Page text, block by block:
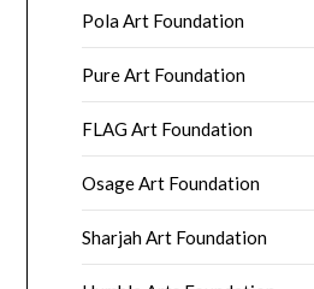
Pola Art Foundation
Pure Art Foundation
FLAG Art Foundation
Osage Art Foundation
Sharjah Art Foundation